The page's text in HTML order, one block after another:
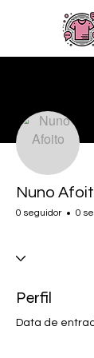
Nuno
0 seguidor 0
Perfil
Data de